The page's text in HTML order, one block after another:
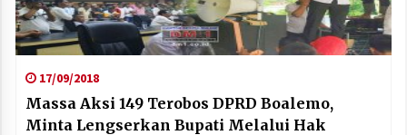
17/09/2018
Massa Aksi 149 Terobos DPRD Boalemo,
Minta Lengserkan Bupati Melalui Hak